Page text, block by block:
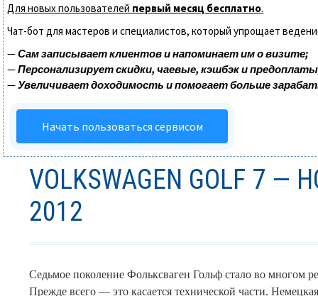
Для новых пользователей первый месяц бесплатно.
Чат-бот для мастеров и специалистов, который упрощает
—Сам записывает клиентов и напоминает им о визите;
—Персонализирует скидки, чаевые, кэшбэк и
—Увеличивает доходимость и помогает больше
Начать пользоваться сервисом
VOLKSWAGEN GOLF 7 —
2012
Седьмое поколение Фольксваген Гольф стало во многом
Прежде всего — это касается технической части.